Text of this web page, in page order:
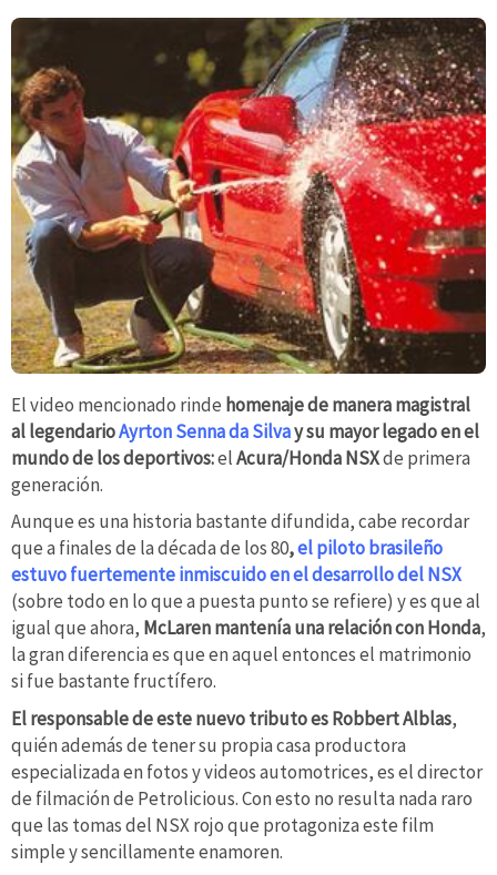
El video mencionado rinde homenaje de manera magistral
al legendarioAyrton Senna da Silvay su mayor legado en el
mundo de los deportivos:elAcura/Honda NSXde primera
generación.
Aunque es una historia bastante difundida, cabe recordar
que a finales de la década de los 80,el piloto brasileño
estuvo fuertemente inmiscuido en el desarrollo del NSX
(sobre todo en lo que a puesta punto se refiere) y es que al
igual que ahora, McLaren mantenía una relación con Honda,
la gran diferencia es que en aquel entonces el matrimonio
si fue bastante fructífero.
El responsable de este nuevo tributo es Robbert Alblas,
quién además de tener su propia casa productora
especializada en fotos y videos automotrices, es el director
de filmación de Petrolicious. Con esto no resulta nada raro
que las tomas del NSX rojo que protagoniza este film
simple y sencillamente enamoren.